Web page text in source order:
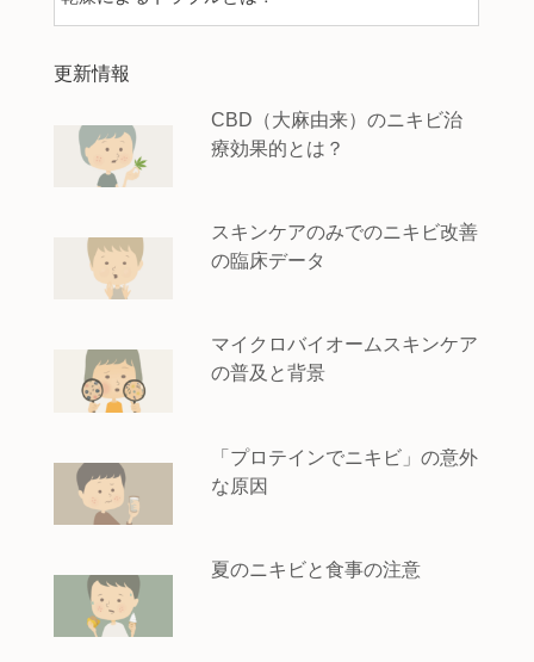
更新情報
CBD（大麻由来）のニキビ治
療効果的とは？
スキンケアのみでのニキビ改善
の臨床データ
マイクロバイオームスキンケア
の普及と背景
「プロテインでニキビ」の意外
な原因
夏のニキビと食事の注意